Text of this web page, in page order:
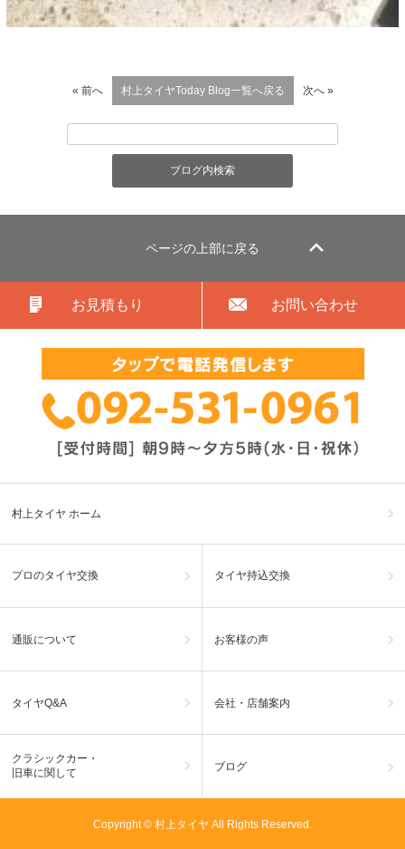
« 前へ 村上タイヤToday Blog一覧へ戻る 次へ »
ページの上部に戻る
お見積もり お問い合わせ
村上タイヤ ホーム
プロのタイヤ交換 タイヤ持込交換
通販について お客様の声
タイヤQ&A 会社・店舗案内
クラシックカー・
旧車に関して
ブログ
Copyright © 村上タイヤ All Rights Reserved.